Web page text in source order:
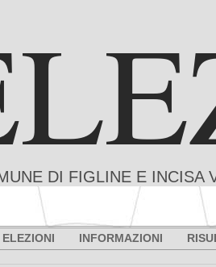
DI FIGLINE E INCISA
ELEZIONI INFORMAZIONI